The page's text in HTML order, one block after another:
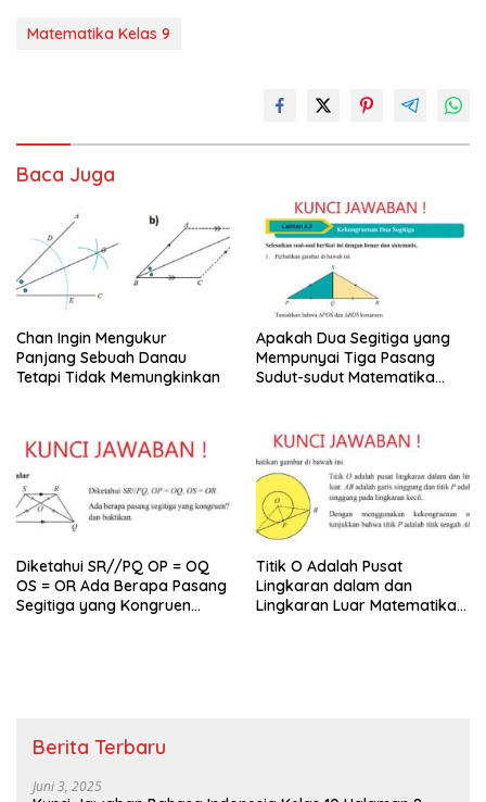
Matematika Kelas 9
Baca Juga
Chan Ingin Mengukur
Panjang Sebuah Danau
Tetapi Tidak Memungkinkan
Apakah Dua Segitiga yang
Mempunyai Tiga Pasang
Sudut-sudut Matematika
Diketahui SR//PQ OP = OQ
OS = OR Ada Berapa Pasang
Segitiga yang Kongruen
Titik O Adalah Pusat
Lingkaran dalam dan
Lingkaran Luar Matematika
Berita Terbaru
Juni 3, 2025